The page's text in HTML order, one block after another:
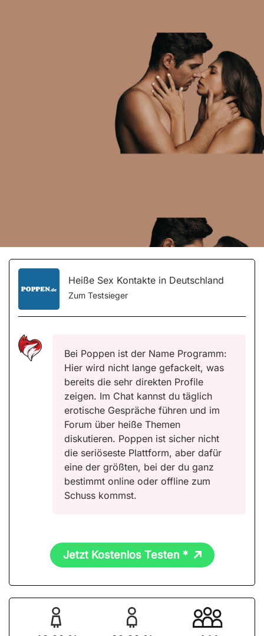
Heiße Sex Kontakte in Deutschland
Zum Testsieger
Bei Poppen ist der Name Programm:
Hier wird nicht lange gefackelt, was
bereits die sehr direkten Profile
zeigen. Im Chat kannst du täglich
erotische Gespräche führen und im
Forum über heiße Themen
diskutieren. Poppen ist sicher nicht
die seriöseste Plattform, aber dafür
eine der größten, bei der du ganz
bestimmt online oder offline zum
Schuss kommst.
Jetzt Kostenlos Testen *